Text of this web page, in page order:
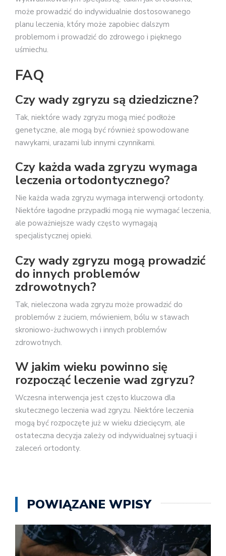
może prowadzić do indywidualnie dostosowanego
planu leczenia, który może zapobiec dalszym
problemom i prowadzić do zdrowego i pięknego
uśmiechu.
FAQ
Czy wady zgryzu są dziedziczne?
Tak, niektóre wady zgryzu mogą mieć podłoże
genetyczne, ale mogą być również spowodowane
nawykami, urazami lub innymi czynnikami.
Czy każda wada zgryzu wymaga
leczenia ortodontycznego?
Nie każda wada zgryzu wymaga interwencji ortodonty.
Niektóre łagodne przypadki mogą nie wymagać leczenia,
ale poważniejsze wady często wymagają
specjalistycznej opieki.
Czy wady zgryzu mogą prowadzić
do innych problemów
zdrowotnych?
Tak, nieleczona wada zgryzu może prowadzić do
problemów z żuciem, mówieniem, bólu w stawach
skroniowo-żuchwowych i innych problemów
zdrowotnych.
W jakim wieku powinno się
rozpocząć leczenie wad zgryzu?
Wczesna interwencja jest często kluczowa dla
skutecznego leczenia wad zgryzu. Niektóre leczenia
mogą być rozpoczęte już w wieku dziecięcym, ale
ostateczna decyzja zależy od indywidualnej sytuacji i
zaleceń ortodonty.
POWIĄZANE WPISY